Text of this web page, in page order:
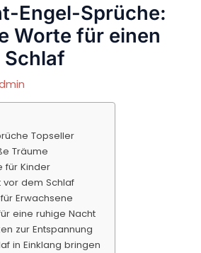
Engel-Sprüche:
Worte für einen
Topseller
Träume
für Kinder
vor dem Schlaf
Erwachsene
eine ruhige Nacht
zur Entspannung
in Einklang bringen